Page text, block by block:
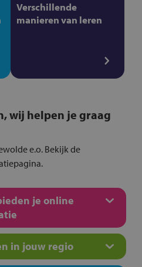
Verschillende
manieren van leren
wij helpen je graag
e.o. Bekijk de
je online
in jouw regio